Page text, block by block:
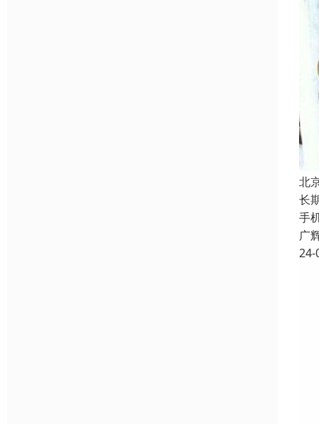
北
长
手
广
24-